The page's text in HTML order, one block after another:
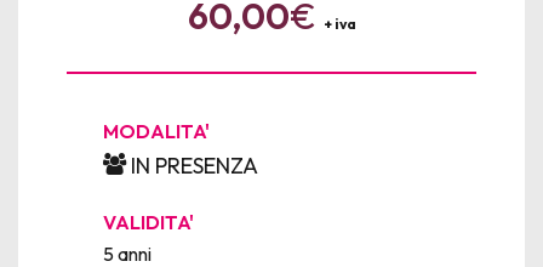
60,00€ + iva
MODALITA'
IN PRESENZA
VALIDITA'
5 anni